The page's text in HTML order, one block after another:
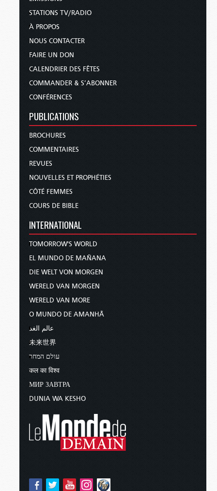
STATIONS TV/RADIO
À PROPOS
NOUS CONTACTER
FAIRE UN DON
CALENDRIER DES FÊTES
COMMANDER & S’ABONNER
CONFÉRENCES
PUBLICATIONS
BROCHURES
COMMENTAIRES
REVUES
NOUVELLES ET PROPHÉTIES
CÔTÉ FEMMES
COURS DE BIBLE
INTERNATIONAL
TOMORROW'S WORLD
EL MUNDO DE MAÑANA
DIE WELT VON MORGEN
WERELD VAN MORGEN
WERELD VAN MORE
O MUNDO DE AMANHÃ
عالم الغد
未来世界
עולם המחר
कल का विश्व
МИР ЗАВТРА
DUNIA WA KESHO